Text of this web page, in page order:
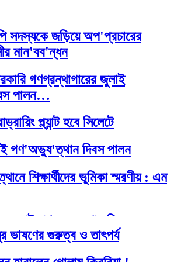
সদস্যকে জড়িয়ে অপ'প্রচারের
মান'বব'ন্ধন
গণগ্রন্থাগারের জুলাই
পালন…
প্ল্যান্ট হবে সিলেটে
গণ'অভ্যু'ত্থান দিবস পালন
শিক্ষার্থীদের ভূমিকা স্মরণীয় : এম
জুলাই গণ-অভ্যুত্থান দিবসের
ভাষণের গুরুত্ব ও তাৎপর্য